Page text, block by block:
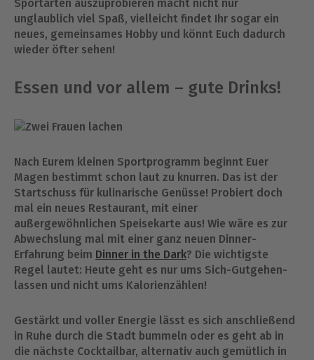
Sportarten auszuprobieren macht nicht nur
unglaublich viel Spaß, vielleicht findet Ihr sogar ein
neues, gemeinsames Hobby und könnt Euch dadurch
wieder öfter sehen!
Essen und vor allem – gute Drinks!
Nach Eurem kleinen Sportprogramm beginnt Euer
Magen bestimmt schon laut zu knurren. Das ist der
Startschuss für kulinarische Genüsse! Probiert doch
mal ein neues Restaurant, mit einer
außergewöhnlichen Speisekarte aus! Wie wäre es zur
Abwechslung mal mit einer ganz neuen Dinner-
Erfahrung beim Dinner in the Dark? Die wichtigste
Regel lautet: Heute geht es nur ums Sich-Gutgehen-
lassen und nicht ums Kalorienzählen!
Gestärkt und voller Energie lässt es sich anschließend
in Ruhe durch die Stadt bummeln oder es geht ab in
die nächste Cocktailbar, alternativ auch gemütlich in